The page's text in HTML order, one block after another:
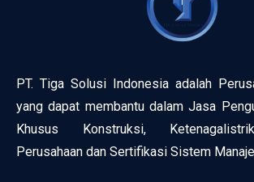
PT. Tiga Solusi Indonesia adalah
yang dapat membantu dalam Jasa
Khusus Konstruksi,
Perusahaan dan Sertifikasi Sistem